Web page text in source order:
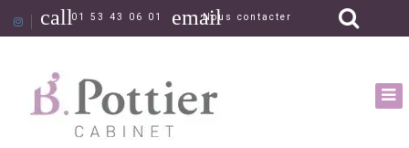
call01 53 43 06 01 emailNous contacter